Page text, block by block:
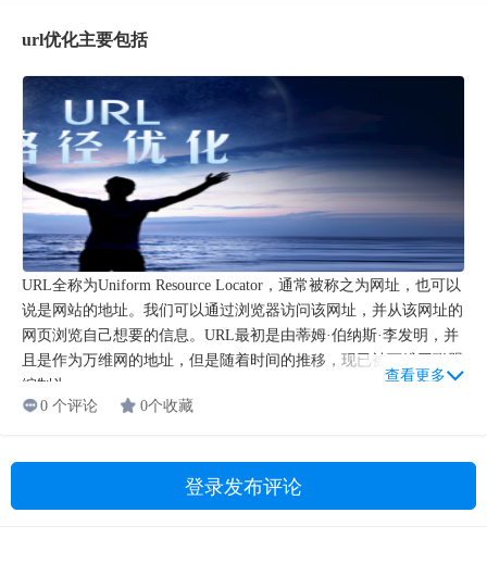
url优化主要包括
URL全称为Uniform Resource Locator，通常被称之为网址，也可以
说是网站的地址。我们可以通过浏览器访问该网址，并从该网址的
网页浏览自己想要的信息。URL最初是由蒂姆·伯纳斯·李发明，并
且是作为万维网的地址，但是随着时间的推移，现已被万维网联盟
编制为...
查看更多
0 个评论
0个收藏
登录发布评论